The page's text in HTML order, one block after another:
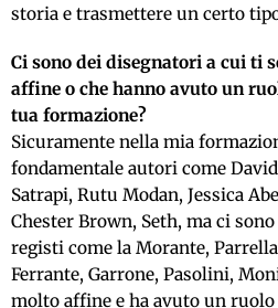
storia e trasmettere un certo
Ci sono dei disegnatori a cui ti
affine o che hanno avuto un
tua formazione?
Sicuramente nella mia
fondamentale autori come
Satrapi, Rutu Modan, Jessica
Chester Brown, Seth, ma ci
registi come la Morante,
Ferrante, Garrone, Pasolini,
molto affine e ha avuto un